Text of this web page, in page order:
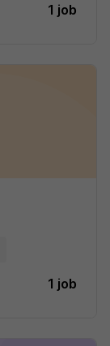
1 job
1 job